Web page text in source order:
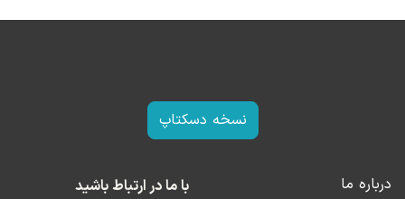
نسخه دسکتاپ
درباره ما
با ما در ارتباط باشید